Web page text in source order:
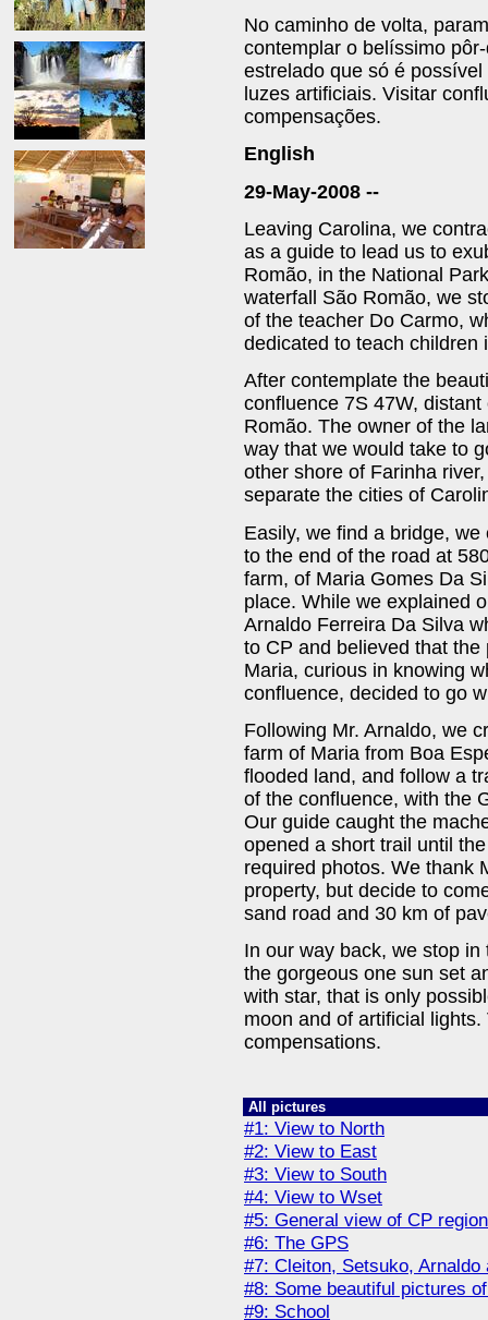
No caminho de volta,
contemplar o belíssimo
estrelado que só é
luzes artificiais. Visitar
compensações.
English
29-May-2008 --
Leaving Carolina, we
as a guide to lead us to
Romão, in the National
waterfall São Romão, we
of the teacher Do Carmo,
dedicated to teach children
After contemplate the
confluence 7S 47W,
Romão. The owner of the
way that we would take to
other shore of Farinha
separate the cities of
Easily, we find a bridge,
to the end of the road at
farm, of Maria Gomes Da
place. While we explained
Arnaldo Ferreira Da Silva
to CP and believed that
Maria, curious in knowing
confluence, decided to go
Following Mr. Arnaldo, we
farm of Maria from Boa
flooded land, and follow a
of the confluence, with the
Our guide caught the
opened a short trail until
required photos. We thank
property, but decide to
sand road and 30 km of
In our way back, we stop
the gorgeous one sun set
with star, that is only
moon and of artificial
compensations.
All pictures
#1: View to North
#2: View to East
#3: View to South
#4: View to Wset
#5: General view of CP region
#6: The GPS
#7: Cleiton, Setsuko, Arnaldo
#8: Some beautiful pictures
#9: School